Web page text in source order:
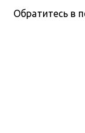
Обратитесь в